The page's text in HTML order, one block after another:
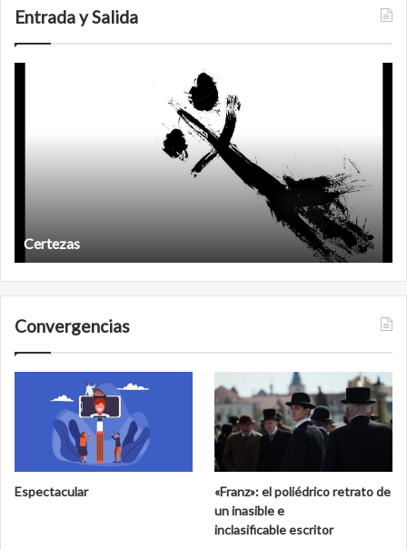
Entrada y Salida
Años después
Convergencias
Espectacular
«Franz»: el poliédrico retrato de
un inasible e
inclasificable escritor